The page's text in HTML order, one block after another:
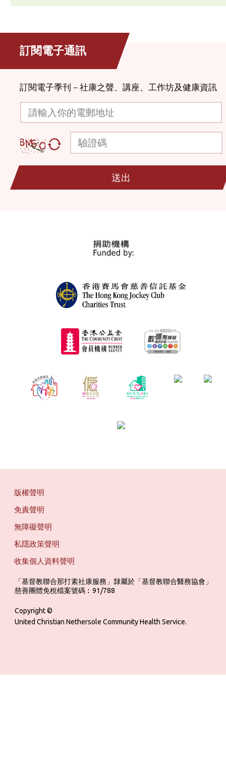
訂閱電子通訊
訂閱電子季刊－社康之聲、講座、工作坊及健康資訊
請輸入你的電郵地址
驗證碼
送出
版權聲明
免責聲明
無障礙聲明
私隱政策聲明
收集個人資料聲明
「基督教聯合那打素社康服務」隸屬於「基督教聯合醫務協會」
慈善團體免稅檔案號碼︰91/788
Copyright ©
United Christian Nethersole Community Health Service.